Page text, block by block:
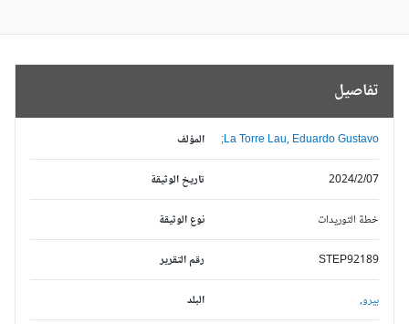
تفاصيل
المؤلف La Torre Lau, Eduardo Gustavo;
تاريخ الوثيقة 2024/2/07
نوع الوثيقة خطة التوريدات
رقم التقرير STEP92189
البلد بيرو,